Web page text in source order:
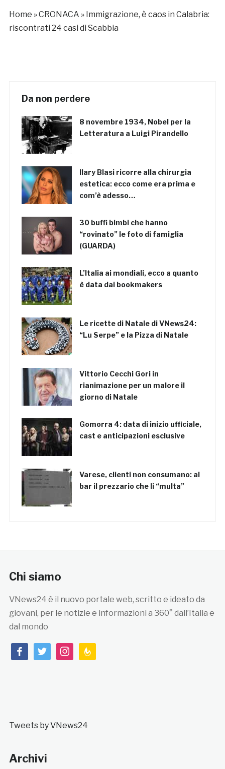
Home »CRONACA » Immigrazione, è caos in Calabria:
riscontrati 24 casi di Scabbia
Da non perdere
8 novembre 1934, Nobel per la
Letteratura a Luigi Pirandello
Ilary Blasi ricorre alla chirurgia
estetica: ecco come era prima e
com’è adesso…
30 buffi bimbi che hanno
“rovinato” le foto di famiglia
(GUARDA)
L’Italia ai mondiali, ecco a quanto
è data dai bookmakers
Le ricette di Natale di VNews24:
“Lu Serpe” e la Pizza di Natale
Vittorio Cecchi Gori in
rianimazione per un malore il
giorno di Natale
Gomorra 4: data di inizio ufficiale,
cast e anticipazioni esclusive
Varese, clienti non consumano: al
bar il prezzario che li “multa”
Chi siamo
VNews24 è il nuovo portale web, scritto e ideato da
giovani, per le notizie e informazioni a 360° dall’Italia e
dal mondo
facebooktwitterinstagramfeedburner
Tweets by VNews24
Archivi